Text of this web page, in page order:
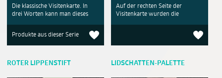
Die klassische Visitenkarte. In
drei Worten kann man dieses
Produkte aus dieser Serie
Auf der rechten Seite der
Visitenkarte wurden die
ROTER LIPPENSTIFT LIDSCHATTEN-PALETTE